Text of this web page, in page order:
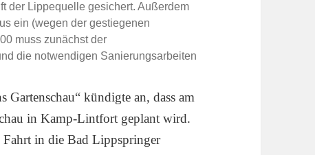
der Lippequelle gesichert. Außerdem
ein (wegen der gestiegenen
muss zunächst der
die notwendigen Sanierungsarbeiten
Gartenschau“ kündigte an, dass am
in Kamp-Lintfort geplant wird.
in die Bad Lippspringer